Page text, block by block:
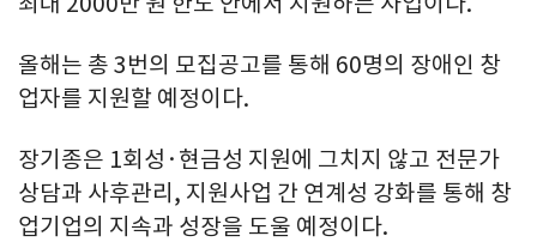
올해는 총 3번의 모집공고를 통해 60명의 장애인 창
업자를 지원할 예정이다.
장기종은 1회성·현금성 지원에 그치지 않고 전문가
상담과 사후관리, 지원사업 간 연계성 강화를 통해 창
업기업의 지속과 성장을 도울 예정이다.